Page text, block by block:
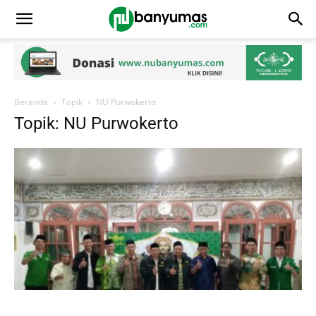
Beranda Topik NU Purwokerto
Topik: NU Purwokerto